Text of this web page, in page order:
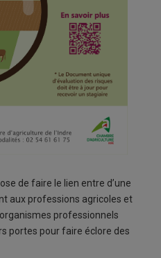
de faire le lien entre d’une
aux professions agricoles et
professionnels
portes pour faire éclore des